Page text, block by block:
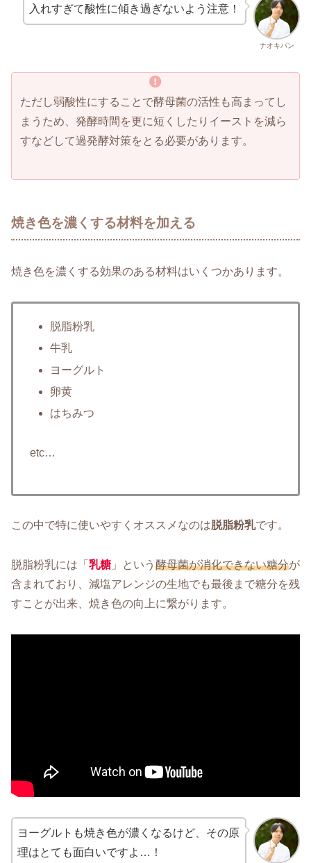
ナオキパン
入れすぎて酸性に傾き過ぎないよう注意！
ただし弱酸性にすることで酵母菌の活性も高まってし
まうため、発酵時間を更に短くしたりイーストを減ら
すなどして過発酵対策をとる必要があります。
焼き色を濃くする材料を加える
焼き色を濃くする効果のある材料はいくつかあります。
脱脂粉乳
牛乳
ヨーグルト
卵黄
はちみつ
etc…
この中で特に使いやすくオススメなのは脱脂粉乳です。
脱脂粉乳には「 乳糖 」という 酵母菌が消化できない糖分が
含まれており、減塩アレンジの生地でも最後まで糖分を残
すことが出来、焼き色の向上に繋がります。
ヨーグルトも焼き色が濃くなるけど、その原
理はとても面白いですよ…！